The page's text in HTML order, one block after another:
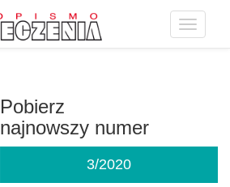
Toggle
Pobierz
najnowszy numer
3/2020